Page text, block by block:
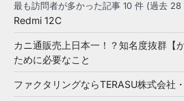
最も訪問者が多かった記事 10 件 (過去 28
Redmi 12C
カニ通販売上日本一！？知名度抜群【
ために必要なこと
ファクタリングならTERASU株式会社